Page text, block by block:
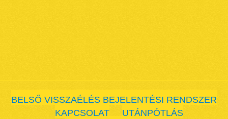
BELSŐ VISSZAÉLÉS BEJELENTÉSI RENDSZER
KAPCSOLAT
UTÁNPÓTLÁS